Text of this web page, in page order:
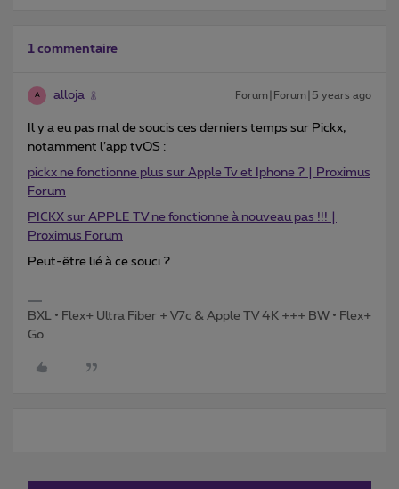
1 commentaire
A alloja Forum|Forum|5 years ago
Il y a eu pas mal de soucis ces derniers temps sur Pickx,
notamment l’app tvOS :
pickx ne fonctionne plus sur Apple Tv et Iphone ? | Proximus
Forum
PICKX sur APPLE TV ne fonctionne à nouveau pas !!! |
Proximus Forum
Peut-être lié à ce souci ?
BXL • Flex+ Ultra Fiber + V7c & Apple TV 4K +++ BW • Flex+
Go